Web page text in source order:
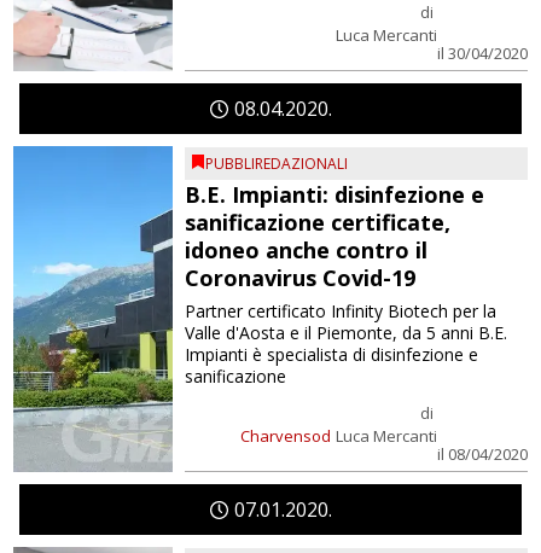
di
Luca Mercanti
il 30/04/2020
0804 2020
PUBBLIREDAZIONALI
B.E. Impianti: disinfezione e
sanificazione certificate,
idoneo anche contro il
Coronavirus Covid-19
Charvensod
di
Luca Mercanti
il 08/04/2020
Partner certificato Infinity Biotech per la
Valle d'Aosta e il Piemonte, da 5 anni B.E.
Impianti è specialista di disinfezione e
sanificazione
0701 2020